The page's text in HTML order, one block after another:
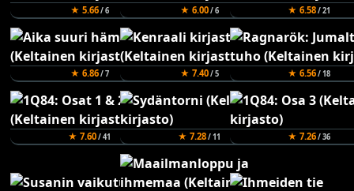
★ 5.66/ 6 ★ 6.00/ 6 ★ 6.58/ 21
★ 6.86/ 7 ★ 7.40/ 5 ★ 6.56/ 18
★ 7.60/ 41 ★ 7.28/ 11 ★ 7.26/ 36